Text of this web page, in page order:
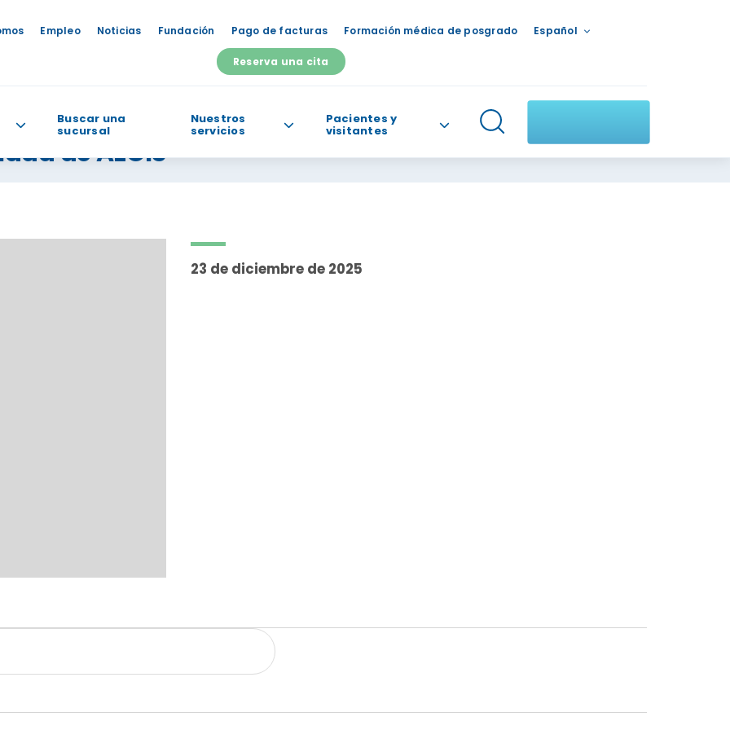
Empleo Noticias Fundación Pago de facturas Formación médica de posgrado Español
Reserva una cita
Buscar una
sucursal
Nuestros
servicios
Pacientes y
visitantes
ayudarte?
de AEGIS
23 de diciembre de 2025